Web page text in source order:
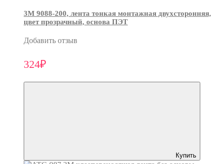
3М 9088-200, лента тонкая монтажная двухсторонняя,
цвет прозрачный, основа ПЭТ
Добавить отзыв
324₽
Купить